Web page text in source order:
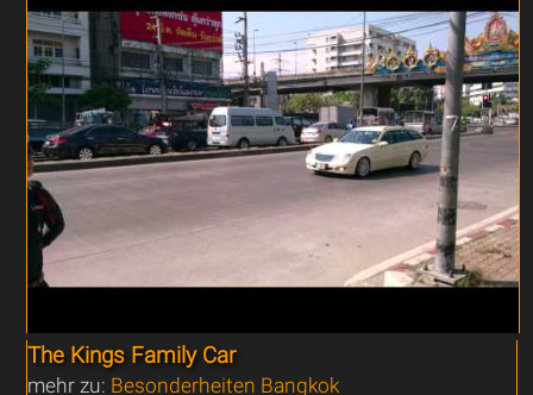
The Kings Family Car
mehr zu: Besonderheiten Bangkok